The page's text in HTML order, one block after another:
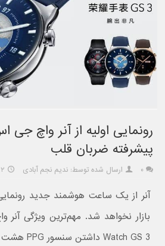
پیشرفته ضربان قلب
۰ ارسال شده توسط: ندیم نجم آبادی ۲۲ مرداد
آنر از یک ساعت هوشمند جدید رونمایی
Watch GS 3 داشتن سنسور PPG هشت کاناله است.